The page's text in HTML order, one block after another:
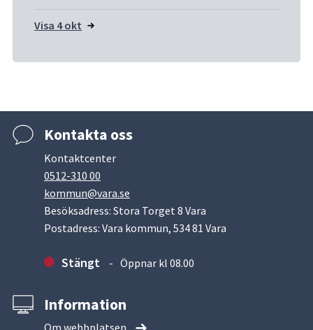
Visa 4 okt
Kontakta oss
Kontaktcenter
0512-310 00
kommun@vara.se
Besöksadress: Stora Torget 8 Vara
Postadress: Vara kommun, 534 81 Vara
Stängt Öppnar kl 08.00
Information